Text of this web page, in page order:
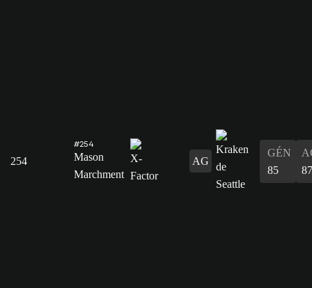
254
#254
Mason
Marchment
AG
GÉN
85
87